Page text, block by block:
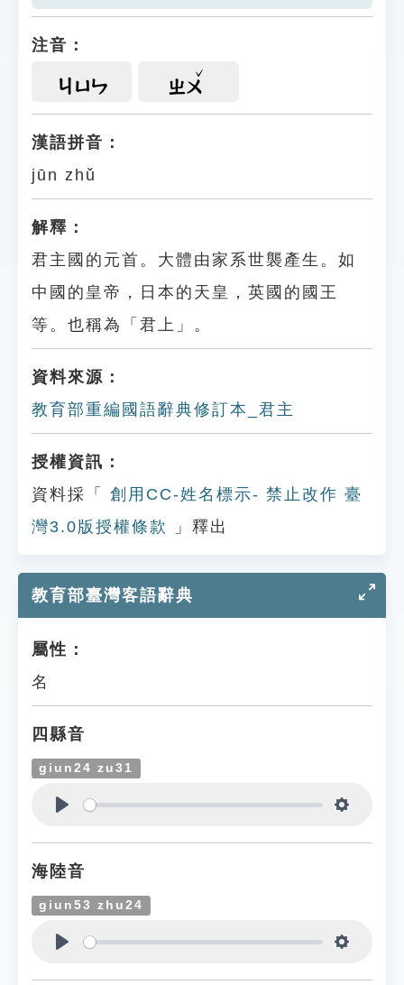
貓頭鷹博士
注音：
ㄐㄩㄣ ㄓㄨ
漢語拼音：
jūn zhǔ
解釋：
君主國的元首。大體由家系世襲產生。如
中國的皇帝，日本的天皇，英國的國王
等。也稱為「君上」。
資料來源：
教育部重編國語辭典修訂本_君主
授權資訊：
資料採「
創用CC-姓名標示- 禁止改作 臺
灣3.0版授權條款
」釋出
教育部臺灣客語辭典
屬性：
名
四縣音
giun24 zu31
海陸音
giun53 zhu24